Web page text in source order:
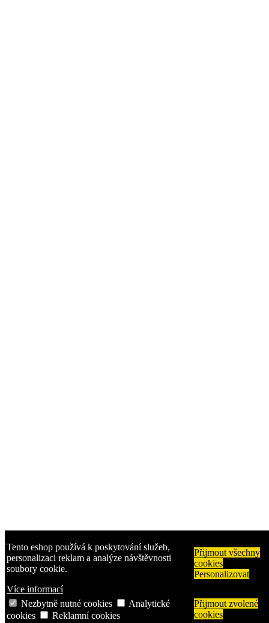
Tento eshop používá k poskytování služeb,
personalizaci reklam a analýze návštěvnosti
soubory cookie.
Více informací
Přijmout všechny
cookies
Personalizovat
Nezbytně nutné cookies
Analytické
cookies
Reklamní cookies
Přijmout zvolené
cookies